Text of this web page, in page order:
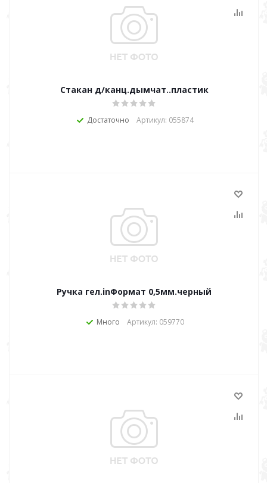
Стакан д/канц.дымчат..пластик
Достаточно Артикул: 055874
Ручка гел.inФормат 0,5мм.черный
Много Артикул: 059770